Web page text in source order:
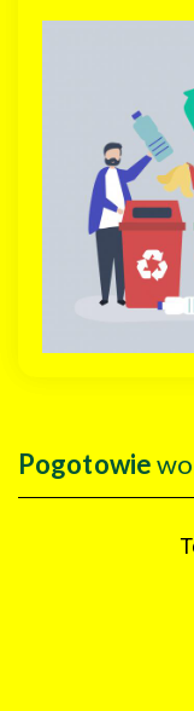
Pogotowie